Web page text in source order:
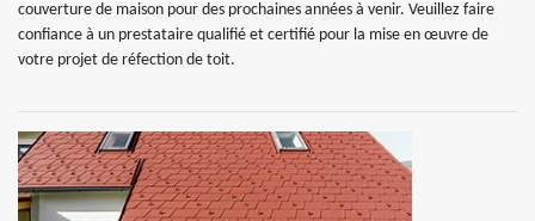
couverture de maison pour des prochaines années à venir. Veuillez faire
confiance à un prestataire qualifié et certifié pour la mise en œuvre de
votre projet de réfection de toit.